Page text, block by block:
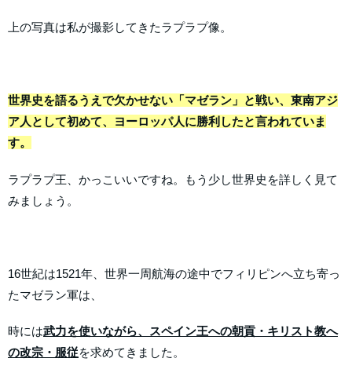
上の写真は私が撮影してきたラプラプ像。
世界史を語るうえで欠かせない「マゼラン」と戦い、東南アジ
ア人として初めて、ヨーロッパ人に勝利したと言われていま
す。
ラプラプ王、かっこいいですね。もう少し世界史を詳しく見て
みましょう。
16世紀は1521年、世界一周航海の途中でフィリピンへ立ち寄っ
たマゼラン軍は、
時には武力を使いながら、スペイン王への朝貢・キリスト教へ
の改宗・服従を求めてきました。